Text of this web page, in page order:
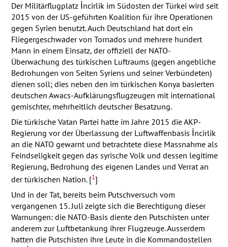
Der Militärflugplatz İncirlik im Südosten der Türkei wird seit
2015 von der US-geführten Koalition für ihre Operationen
gegen Syrien benutzt. Auch Deutschland hat dort ein
Fliegergeschwader von Tornados und mehrere hundert
Mann in einem Einsatz, der offiziell der NATO-
Überwachung des türkischen Luftraums (gegen angebliche
Bedrohungen von Seiten Syriens und seiner Verbündeten)
dienen soll; dies neben den im türkischen Konya basierten
deutschen Awacs-Aufklärungsflugzeugen mit international
gemischter, mehrheitlich deutscher Besatzung.
Die türkische Vatan Partei hatte im Jahre 2015 dieAKP-
Regierung vor der Überlassung der Luftwaffenbasis İncirlik
an die NATO gewarnt und betrachtete diese Massnahme als
Feindseligkeit gegen das syrische Volk und dessen legitime
Regierung, Bedrohung des eigenen Landes und Verrat an
der türkischen Nation. [1]
Und in der Tat, bereits beim Putschversuch vom
vergangenen 15. Juli zeigte sich die Berechtigung dieser
Warnungen: die NATO-Basis diente den Putschisten unter
anderem zur Luftbetankung ihrer Flugzeuge. Ausserdem
hatten die Putschisten ihre Leute in die Kommandostellen